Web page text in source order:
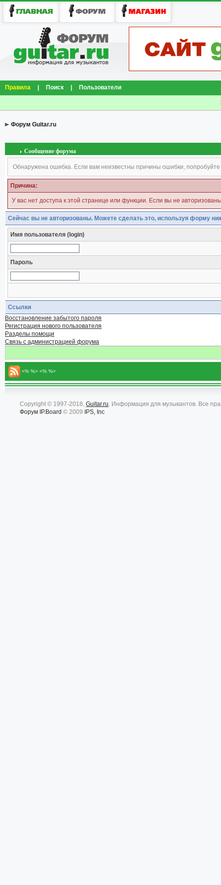
Правила Поиск Пользователи
Форум Guitar.ru
Сообщение форума
Обнаружена ошибка. Если вам неизвестны причины ошибки, попробуйте
Причина:
У вас нет доступа к этой странице или функции. Если вы не
Сейчас вы не авторизованы. Можете сделать это, используя форму
Имя пользователя (login)
Пароль
Ссылки
Восстановление забытого пароля
Регистрация нового пользователя
Разделы помощи
Связь с администрацией форума
<% %> <% %>
Copyright © 1997-2018, Guitar.ru. Информация для музыкантов. Все
Форум IP.Board © 2009 IPS, Inc